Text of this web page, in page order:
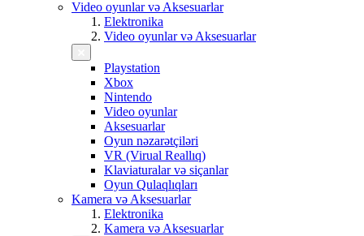
Video oyunlar və Aksesuarlar
Elektronika
Video oyunlar və Aksesuarlar
Playstation
Xbox
Nintendo
Video oyunlar
Aksesuarlar
Oyun nəzarətçiləri
VR (Virual Reallıq)
Klaviaturalar və siçanlar
Oyun Qulaqlıqları
Kamera və Aksesuarlar
Elektronika
Kamera və Aksesuarlar